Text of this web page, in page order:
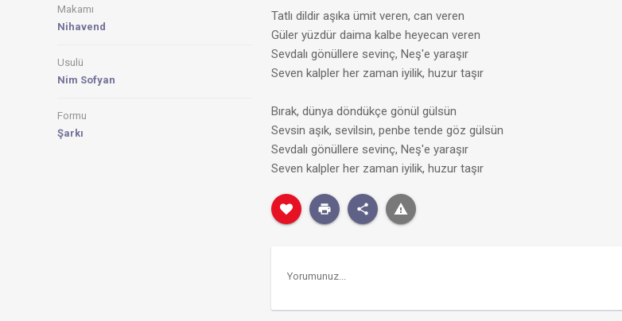
Makamı
Nihavend
Usulü
Nim Sofyan
Formu
Şarkı
Tatlı dildir aşıka ümit veren, can veren
Güler yüzdür daima kalbe heyecan veren
Sevdalı gönüllere sevinç, Neş'e yaraşır
Seven kalpler her zaman iyilik, huzur taşır
Bırak, dünya döndükçe gönül gülsün
Sevsin aşık, sevilsin, penbe tende göz gülsün
Sevdalı gönüllere sevinç, Neş'e yaraşır
Seven kalpler her zaman iyilik, huzur taşır